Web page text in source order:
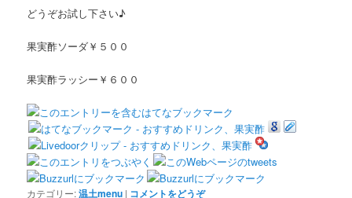
どうぞお試し下さい♪
果実酢ソーダ￥５００
果実酢ラッシー￥６００
カテゴリー:温土menu | コメントをどうぞ